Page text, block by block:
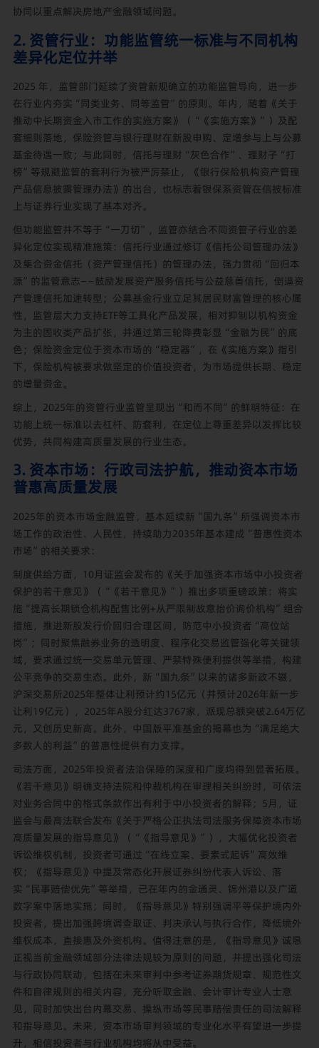
协同以重点解决房地产金融领域问题。
2. 资管行业：功能监管统一标准与不同机构
差异化定位并举
2025 年，监管部门延续了资管新规确立的功能监管导向，进一步
在行业内夯实“同类业务、同等监管”的原则。年内，随着《关于
推动中长期资金入市工作的实施方案》（“《实施方案》”）及配
套细则落地，保险资管与银行理财在新股申购、定增参与上与公募
基金待遇一致；与此同时，信托与理财“灰色合作”、理财子“打
榜”等规避监管的套利行为被严厉禁止，《银行保险机构资产管理
产品信息披露管理办法》的出台，也标志着银保系资管在信披标准
上与证券行业实现了基本对齐。
但功能监管并不等于“一刀切”，监管亦结合不同资管子行业的差
异化定位实现精准施策：信托行业通过修订《信托公司管理办法》
及集合资金信托（资产管理信托）的管理办法，强力贯彻“回归本
源”的监管意志——鼓励发展资产服务信托与公益慈善信托，倒逼资
产管理信托加速转型；公募基金行业立足其居民财富管理的核心属
性，监管层大力支持ETF等工具化产品发展，相对抑制以机构资金
为主的固收类产品扩张，并通过第三轮降费彰显“金融为民”的底
色；保险资金定位于资本市场的“稳定器”，在《实施方案》指引
下，保险机构被要求做坚定的价值投资者，为市场提供长期、稳定
的增量资金。
综上，2025年的资管行业监管呈现出“和而不同”的鲜明特征：在
功能上统一标准以去杠杆、防套利，在定位上尊重差异以发挥比较
优势，共同构建高质量发展的行业生态。
3. 资本市场：行政司法护航，推动资本市场
普惠高质量发展
2025年的资本市场金融监管，基本延续新“国九条”所强调资本市
场工作的政治性、人民性，持续助力2035年基本建成“普惠性资本
市场”的相关要求：
制度供给方面，10月证监会发布的《关于加强资本市场中小投资者
保护的若干意见》（“《若干意见》”）推出多项重磅政策：将实
施“提高长期锁仓机构配售比例+从严限制故意抬价询价机构”组合
措施，推进新股发行价回归合理区间，防范中小投资者“高位站
岗”；同时聚焦融券业务的透明度、程序化交易监管强化等关键领
域，要求通过统一交易单元管理、严禁特殊便利提供等举措，构建
公平竞争的交易生态。此外，新“国九条”以来的诸多新政不辍，
沪深交易所2025年整体让利预计约15亿元（并预计2026年新一步
让利19亿元），2025年A股分红达3767家，派现总额突破2.64万亿
元，又创历史新高。此外，中国版平准基金的揭幕也为“满足绝大
多数人的利益”的普惠性提供有力支撑。
司法方面，2025年投资者法治保障的深度和广度均得到显著拓展。
《若干意见》明确支持法院和仲裁机构在审理相关纠纷时，可依法
对业务合同中的格式条款作出有利于中小投资者的解释；5月，证
监会与最高法联合发布《关于严格公正执法司法服务保障资本市场
高质量发展的指导意见》（“《指导意见》”），大幅优化投资者
诉讼维权机制，投资者可通过“在线立案、要素式起诉”高效维
权；《指导意见》中提及常态化开展证券纠纷代表人诉讼、落
实“民事赔偿优先”等举措，已在年内的金通灵、锦州港以及广道
数字案中落地实施；同时，《指导意见》特别强调平等保护境内外
投资者，提出加强跨境调查取证、判决承认与执行合作，降低境外
维权成本，直接惠及外资机构。值得注意的是，《指导意见》诚恳
正视当前金融领域部分法律法规较为原则的问题，并提出强化司法
与行政协同联动，包括在未来审判中参考证券期货规章、规范性文
件和自律规则的相关内容，充分听取金融、会计审计专业人士意
见，同时加快出台内幕交易、操纵市场等民事赔偿责任的司法解释
和指导意见。未来，资本市场审判领域的专业化水平有望进一步提
升，相信投资者与行业机构均将从中受益。